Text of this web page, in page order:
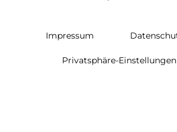
Impressum
Privatsphäre-